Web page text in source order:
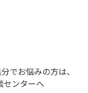
でお悩みの方は、
センターへ